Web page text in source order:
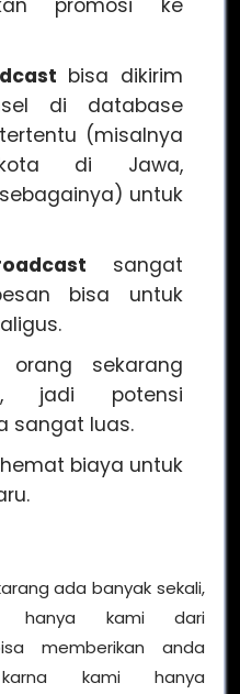
promosi ke
bisa dikirim
di database
(misalnya
kota di Jawa,
untuk
sangat
bisa untuk
orang sekarang
jadi potensi
sangat luas.
biaya untuk
ada banyak sekali,
hanya kami dari
memberikan anda
kami hanya